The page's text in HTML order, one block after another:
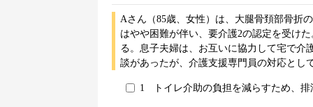
Aさん（85歳、女性）は、大腿骨頚部骨折
はやや困難が伴い、要介護2の認定を受け
る。息子夫婦は、お互いに協力して宅で介
談があったが、介護支援専門員の対応とし
1 トイレ介助の負担を減らすため、